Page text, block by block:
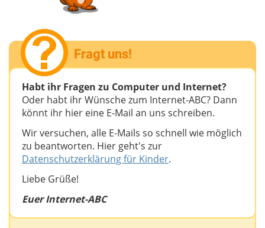
Fragt uns!
Habt ihr Fragen zu Computer und Internet?
Oder habt ihr Wünsche zum Internet-ABC? Dann
könnt ihr hier eine E-Mail an uns schreiben.
Wir versuchen, alle E-Mails so schnell wie möglich
zu beantworten. Hier geht's zur
Datenschutzerklärung für Kinder.
Liebe Grüße!
Euer Internet-ABC